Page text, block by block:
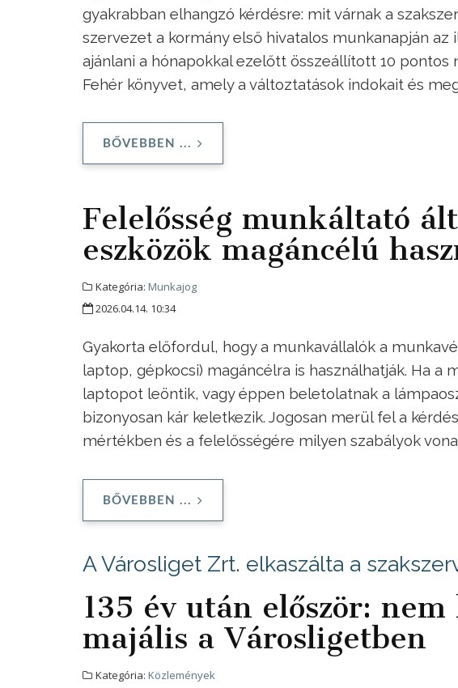
gyakrabban elhangzó kérdésre: mit várnak a
szervezet a kormány első hivatalos munkanapján
ajánlani a hónapokkal ezelőtt összeállított 10
Fehér könyvet, amely a változtatások indokait és
BŐVEBBEN ...
Felelősség munkáltató
eszközök magáncélú
Kategória: Munkajog
2026.04.14. 10:34
Gyakorta előfordul, hogy a munkavállalók a
laptop, gépkocsi) magáncélra is használhatják. Ha a
laptopot leöntik, vagy éppen beletolatnak a
bizonyosan kár keletkezik. Jogosan merül fel a
mértékben és a felelősségére milyen szabályok
BŐVEBBEN ...
A Városliget Zrt. elkaszálta a
135 év után először: nem
majális a Városligetben
Kategória: Közlemények